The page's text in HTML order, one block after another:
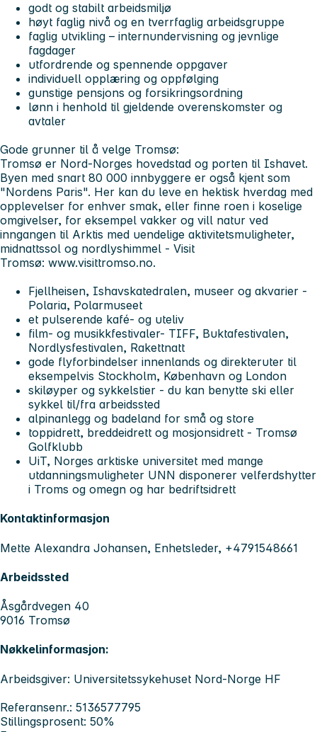
godt og stabilt arbeidsmiljø
høyt faglig nivå og en tverrfaglig arbeidsgruppe
faglig utvikling – internundervisning og jevnlige
fagdager
utfordrende og spennende oppgaver
individuell opplæring og oppfølging
gunstige pensjons og forsikringsordning
lønn i henhold til gjeldende overenskomster og
avtaler
Gode grunner til å velge Tromsø:
Tromsø er Nord-Norges hovedstad og porten til Ishavet.
Byen med snart 80 000 innbyggere er også kjent som
"Nordens Paris". Her kan du leve en hektisk hverdag med
opplevelser for enhver smak, eller finne roen i koselige
omgivelser, for eksempel vakker og vill natur ved
inngangen til Arktis med uendelige aktivitetsmuligheter,
midnattssol og nordlyshimmel - Visit
Tromsø: www.visittromso.no.
Fjellheisen, Ishavskatedralen, museer og akvarier -
Polaria, Polarmuseet
et pulserende kafé- og uteliv
film- og musikkfestivaler- TIFF, Buktafestivalen,
Nordlysfestivalen, Rakettnatt
gode flyforbindelser innenlands og direkteruter til
eksempelvis Stockholm, København og London
skiløyper og sykkelstier - du kan benytte ski eller
sykkel til/fra arbeidssted
alpinanlegg og badeland for små og store
toppidrett, breddeidrett og mosjonsidrett - Tromsø
Golfklubb
UiT, Norges arktiske universitet med mange
utdanningsmuligheter UNN disponerer velferdshytter
i Troms og omegn og har bedriftsidrett
Kontaktinformasjon
Mette Alexandra Johansen, Enhetsleder, +4791548661
Arbeidssted
Åsgårdvegen 40
9016 Tromsø
Nøkkelinformasjon:
Arbeidsgiver: Universitetssykehuset Nord-Norge HF
Referansenr.: 5136577795
Stillingsprosent: 50%